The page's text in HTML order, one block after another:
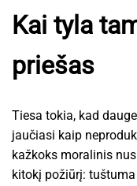
Kai tyla
priešas
Tiesa tokia, kad
jaučiasi kaip
kažkoks moralinis
kitokį požiūrį: